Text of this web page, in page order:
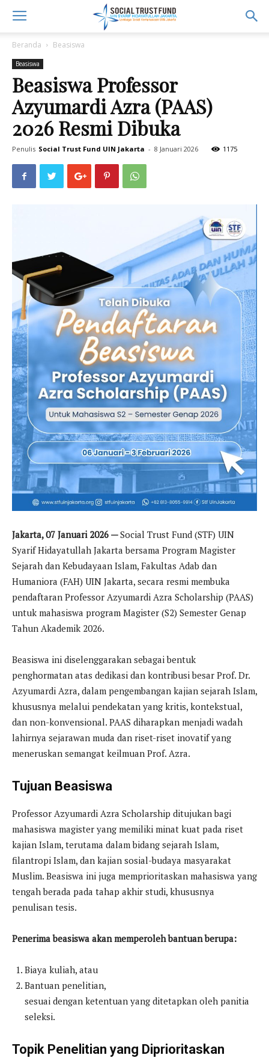
Beranda Beasiswa
Beasiswa
Beasiswa Professor
Azyumardi Azra (PAAS)
2026 Resmi Dibuka
Penulis Social Trust Fund UIN Jakarta - 8 Januari 2026 1175
Jakarta, 07 Januari 2026 —Social Trust Fund (STF) UIN
Syarif Hidayatullah Jakarta bersama Program Magister
Sejarah dan Kebudayaan Islam, Fakultas Adab dan
Humaniora (FAH) UIN Jakarta, secara resmi membuka
pendaftaran Professor Azyumardi Azra Scholarship (PAAS)
untuk mahasiswa program Magister (S2) Semester Genap
Tahun Akademik 2026.
Beasiswa ini diselenggarakan sebagai bentuk
penghormatan atas dedikasi dan kontribusi besar Prof. Dr.
Azyumardi Azra, dalam pengembangan kajian sejarah Islam,
khususnya melalui pendekatan yang kritis, kontekstual,
dan non-konvensional. PAAS diharapkan menjadi wadah
lahirnya sejarawan muda dan riset-riset inovatif yang
meneruskan semangat keilmuan Prof. Azra.
Tujuan Beasiswa
Professor Azyumardi Azra Scholarship ditujukan bagi
mahasiswa magister yang memiliki minat kuat pada riset
kajian Islam, terutama dalam bidang sejarah Islam,
filantropi Islam, dan kajian sosial-budaya masyarakat
Muslim. Beasiswa ini juga memprioritaskan mahasiswa yang
tengah berada pada tahap akhir studi, khususnya
penulisan tesis.
Penerima beasiswa akan memperoleh bantuan berupa:
Biaya kuliah, atau
Bantuan penelitian,
sesuai dengan ketentuan yang ditetapkan oleh panitia
seleksi.
Topik Penelitian yang Diprioritaskan